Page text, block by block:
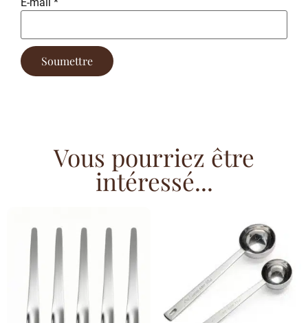
Vous pourriez être
intéressé...